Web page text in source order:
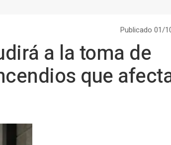
Publicado 01/
a la toma de
que